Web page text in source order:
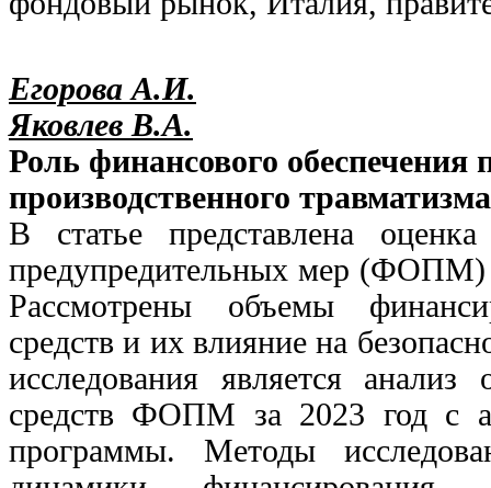
Егорова А.И.
Яковлев В.А.
Роль финансового
производственного
В статье представлена
предупредительных мер (ФОПМ)
Рассмотрены объемы
средств и их влияние на
исследования является
средств ФОПМ за 2023 год с
программы. Методы